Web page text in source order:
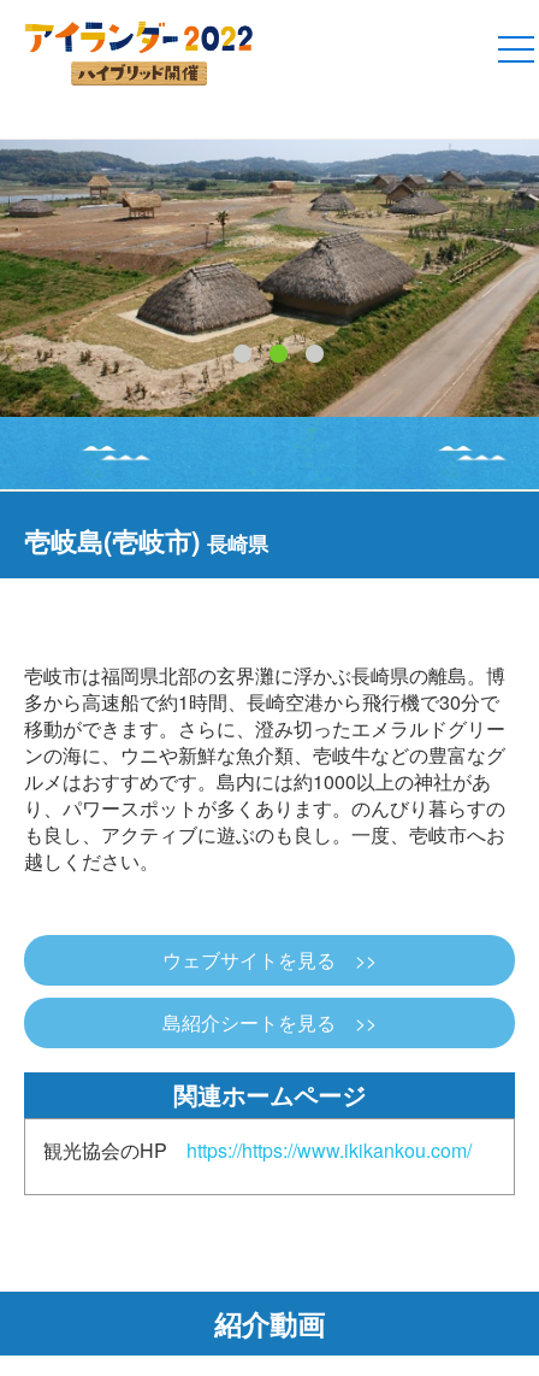
1 2 3
壱岐島(壱岐市) 長崎県
壱岐市は福岡県北部の玄界灘に浮かぶ長崎県の離島。博
多から高速船で約1時間、長崎空港から飛行機で30分で
移動ができます。さらに、澄み切ったエメラルドグリー
ンの海に、ウニや新鮮な魚介類、壱岐牛などの豊富なグ
ルメはおすすめです。島内には約1000以上の神社があ
り、パワースポットが多くあります。のんびり暮らすの
も良し、アクティブに遊ぶのも良し。一度、壱岐市へお
越しください。
ウェブサイトを見る >>
島紹介シートを見る >>
関連ホームページ
観光協会のHP https://https://www.ikikankou.com/
紹介動画